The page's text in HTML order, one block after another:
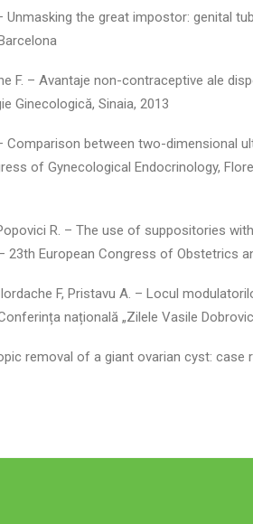
Unmasking the great impostor: genital
F. – Avantaje non-contraceptive ale
Ginecologică, Sinaia, 2013
Comparison between two-dimensional
of Gynecological Endocrinology,
R. – The use of suppositories
European Congress of Obstetrics
F, Pristavu A. – Locul
națională „Zilele Vasile
removal of a giant ovarian cyst: